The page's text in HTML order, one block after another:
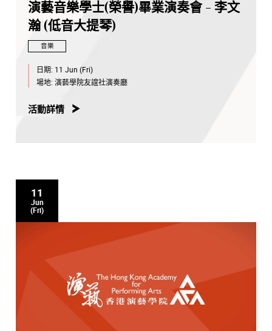
演藝音樂學士(榮譽)畢業演奏會 - 李文
瀚 (低音大提琴)
音樂
日期: 11 Jun (Fri)
場地: 演藝學院友誼社演奏廳
活動詳情
11
Jun
(Fri)